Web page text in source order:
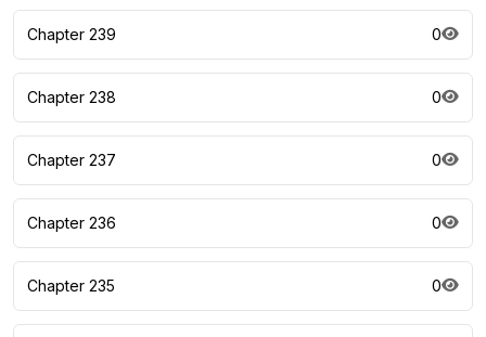
Chapter 239 0
Chapter 238 0
Chapter 237 0
Chapter 236 0
Chapter 235 0